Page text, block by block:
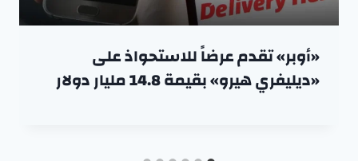
«أوبر» تقدم عرضاً للاستحواذ على
«ديليفري هيرو» بقيمة 14.8 مليار دولار